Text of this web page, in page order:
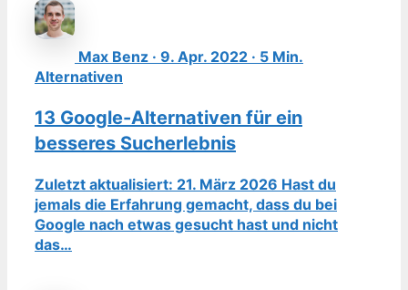
Max Benz · 9. Apr. 2022 · 5 Min.
Alternativen
13 Google-Alternativen für ein
besseres Sucherlebnis
Zuletzt aktualisiert: 21. März 2026 Hast du
jemals die Erfahrung gemacht, dass du bei
Google nach etwas gesucht hast und nicht
das…